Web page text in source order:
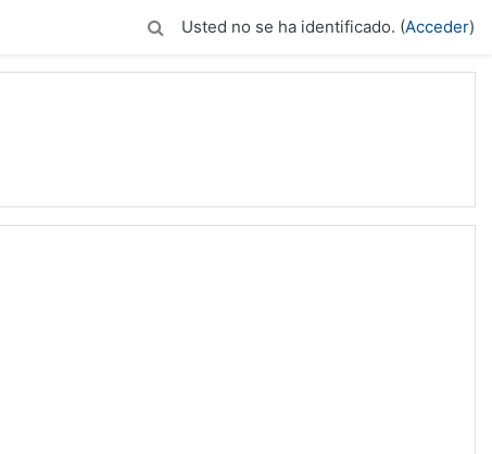
Usted no se ha identificado. (Acceder)